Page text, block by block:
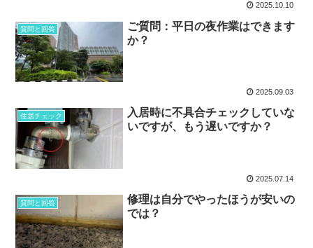
2025.10.10
質問と回答
ご質問：平日の夜作業はできます
か？
2025.09.03
住居チェック
入居時に不具合チェックしていな
いですが、もう遅いですか？
2025.07.14
質問と回答
修理は自分でやったほうが安いの
では？